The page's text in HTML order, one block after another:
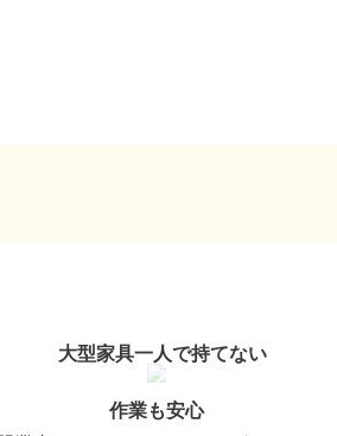
大型家具一人で持てない
作業も安心